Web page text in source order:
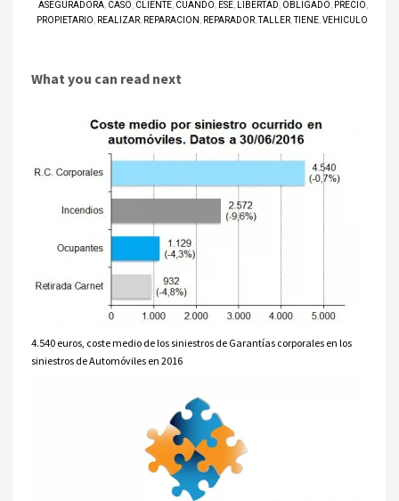
ASEGURADORA, CASO, CLIENTE, CUANDO, ESE, LIBERTAD, OBLIGADO, PRECIO,
PROPIETARIO, REALIZAR, REPARACION , REPARADOR,TALLER,TIENE,VEHICULO
What you can read next
4.540 euros, coste medio de los siniestros de Garantías corporales en los
siniestros de Automóviles en 2016